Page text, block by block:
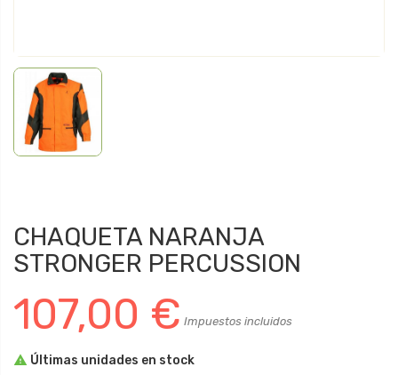
CHAQUETA NARANJA
STRONGER PERCUSSION
107,00 € Impuestos incluidos
 Últimas unidades en stock